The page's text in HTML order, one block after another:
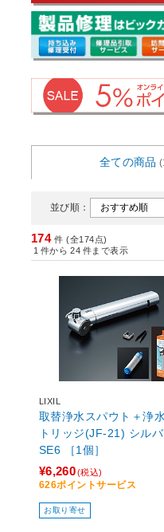
全ての商品
並び順：
174 件 (全174点)
1 件から 24 件まで表示
LIXIL
取替浄水スパウト＋浄
トリッジ(JF-21) シルバー JF-
SE6 ［1個］
¥6,260(税込)
626ポイントサービス
お取り寄せ